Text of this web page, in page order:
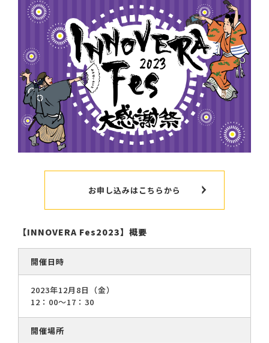
お申し込みはこちらから
【INNOVERA Fes2023】概要
開催日時
2023年12月8日（金）
12：00～17：30
開催場所